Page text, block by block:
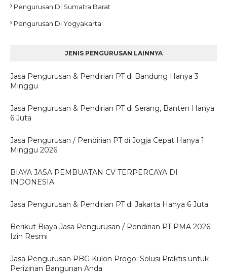
Pengurusan Di Sumatra Barat
Pengurusan Di Yogyakarta
JENIS PENGURUSAN LAINNYA
Jasa Pengurusan & Pendirian PT di Bandung Hanya 3
Minggu
Jasa Pengurusan & Pendirian PT di Serang, Banten Hanya
6 Juta
Jasa Pengurusan / Pendirian PT di Jogja Cepat Hanya 1
Minggu 2026
BIAYA JASA PEMBUATAN CV TERPERCAYA DI
INDONESIA
Jasa Pengurusan & Pendirian PT di Jakarta Hanya 6 Juta
Berikut Biaya Jasa Pengurusan / Pendirian PT PMA 2026
Izin Resmi
Jasa Pengurusan PBG Kulon Progo: Solusi Praktis untuk
Perizinan Bangunan Anda